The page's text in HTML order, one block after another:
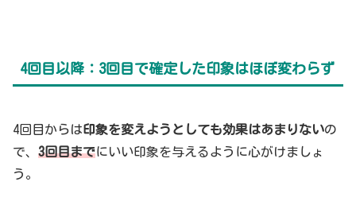
4回目以降：3回目で確定した印象はほぼ変わらず
4回目からは印象を変えようとしても効果はあまりないの
で、 3回目までにいい印象を与えるように心がけましょ
う。